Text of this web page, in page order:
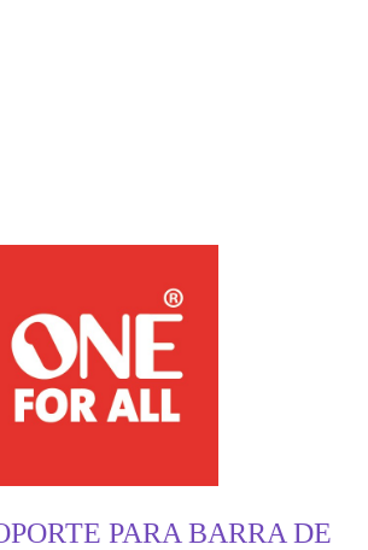
PARA BARRA DE